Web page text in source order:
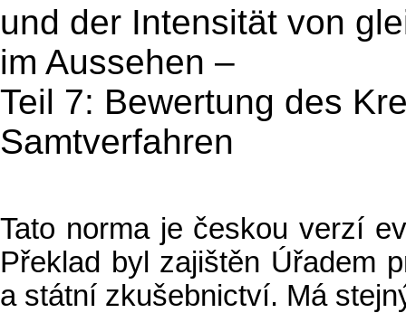
und der Intensität von
im Aussehen –
Teil 7: Bewertung des
Samtverfahren
Tato norma je českou verzí
Překlad byl zajištěn Úřadem
a státní zkušebnictví. Má